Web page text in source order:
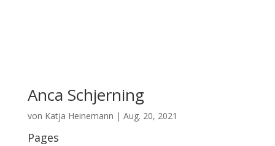
Anca Schjerning
von Katja Heinemann | Aug. 20, 2021
Pages